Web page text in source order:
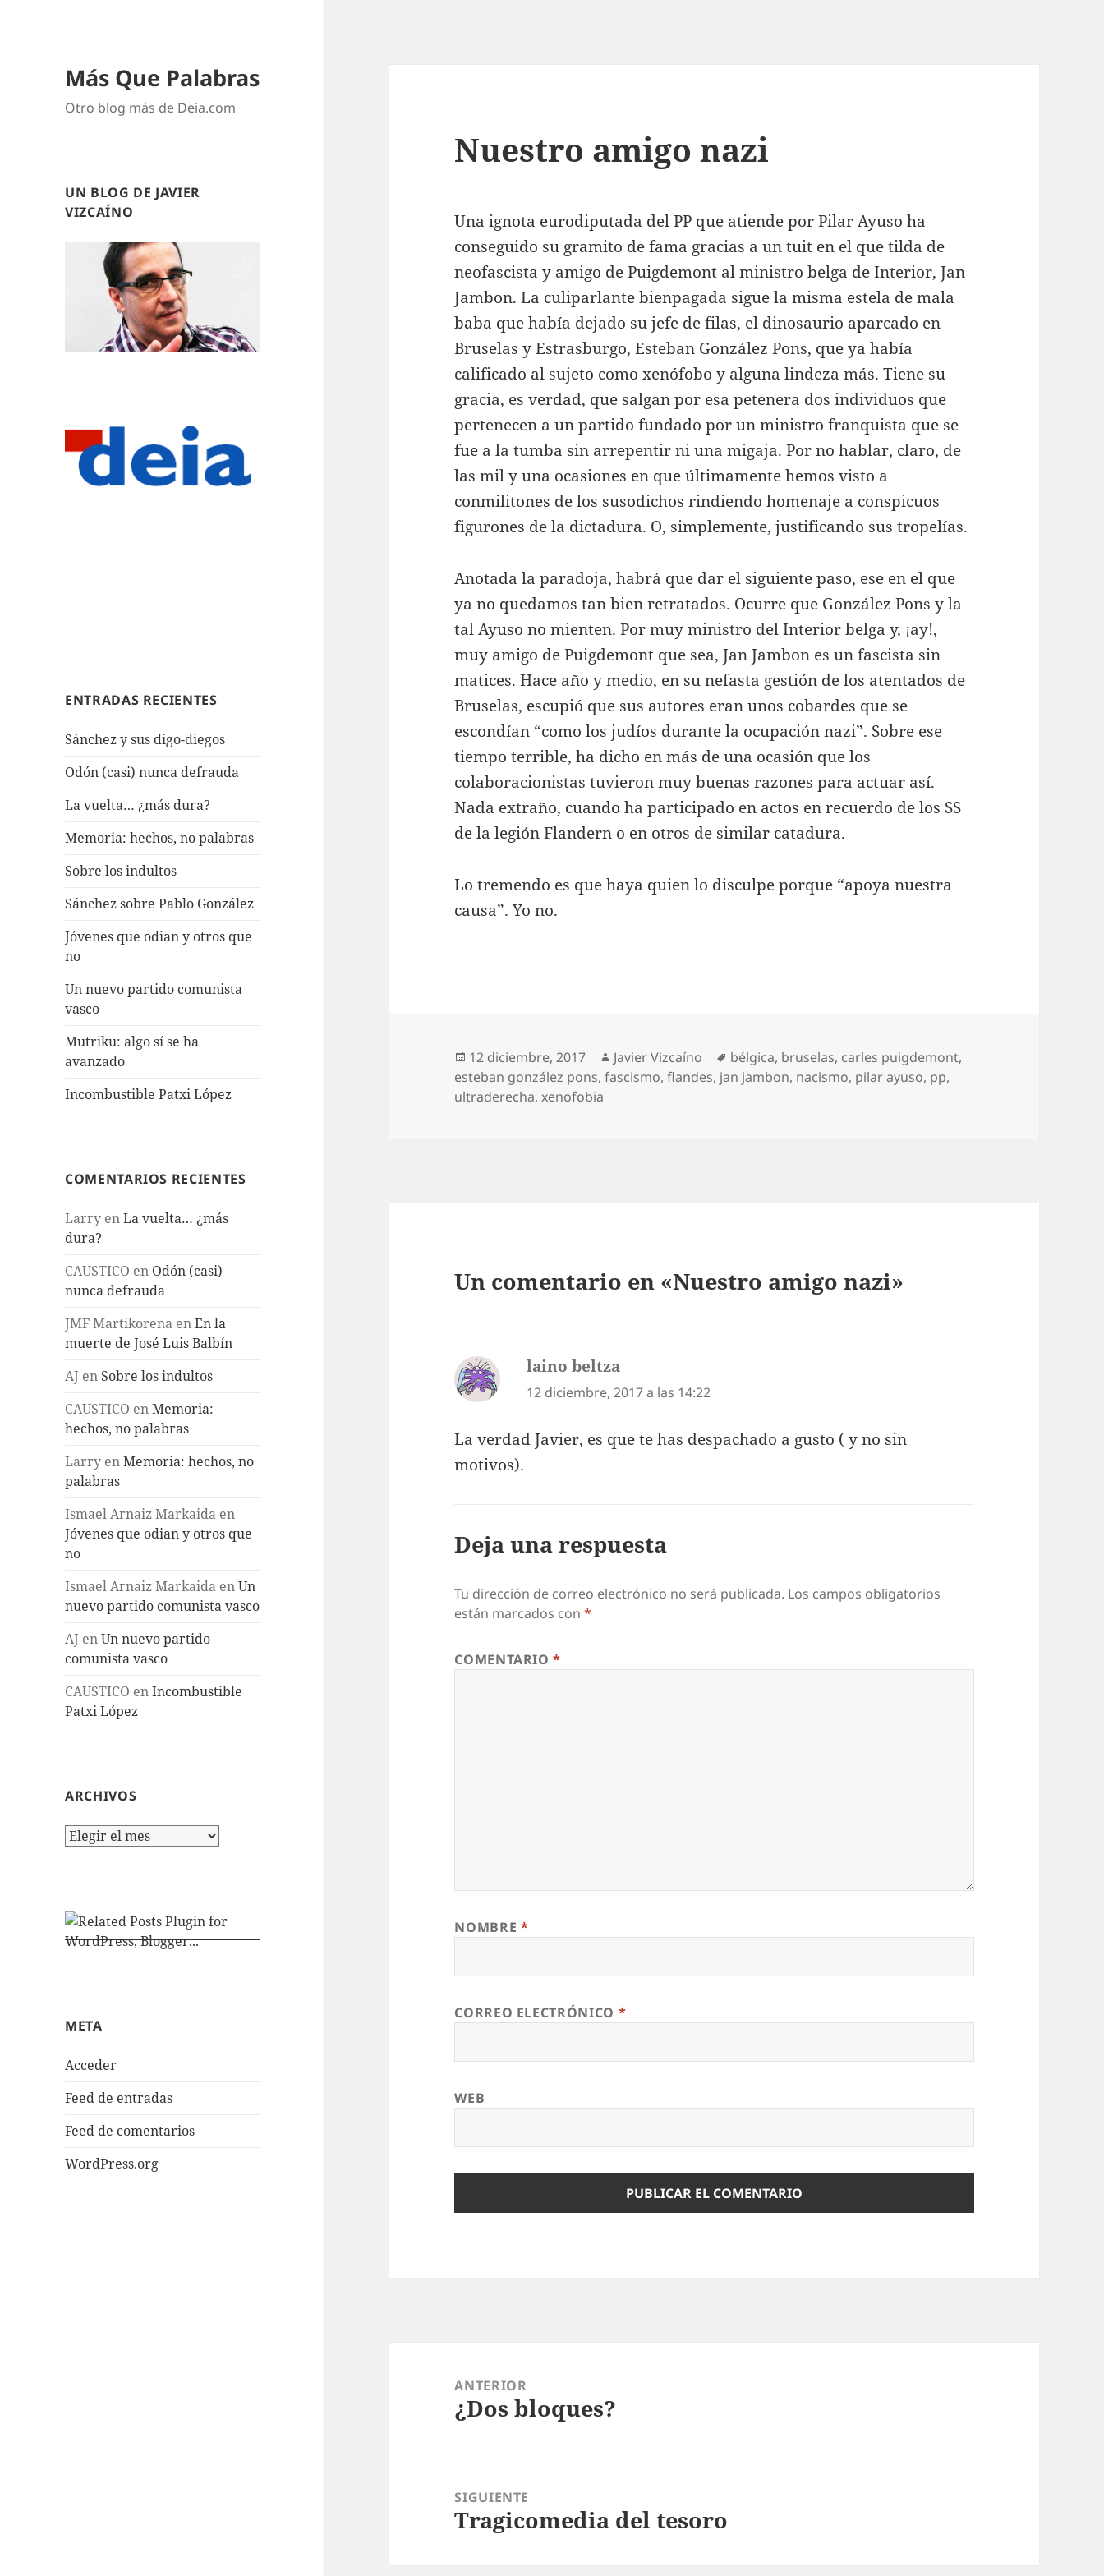
Más Que Palabras
Otro blog más de Deia.com
UN BLOG DE JAVIER
VIZCAÍNO
ENTRADAS RECIENTES
Sánchez y sus digo-diegos
Odón (casi) nunca defrauda
La vuelta… ¿más dura?
Memoria: hechos, no palabras
Sobre los indultos
Sánchez sobre Pablo González
Jóvenes que odian y otros que
no
Un nuevo partido comunista
vasco
Mutriku: algo sí se ha
avanzado
Incombustible Patxi López
COMENTARIOS RECIENTES
Larry enLa vuelta… ¿más
dura?
CAUSTICO en Odón (casi)
nunca defrauda
JMF Martikorena enEn la
muerte de José Luis Balbín
AJ en Sobre los indultos
CAUSTICO enMemoria:
hechos, no palabras
Larry enMemoria: hechos, no
palabras
Ismael Arnaiz Markaida en
Jóvenes que odian y otros que
no
Ismael Arnaiz Markaida enUn
nuevo partido comunista vasco
AJ enUn nuevo partido
comunista vasco
CAUSTICO enIncombustible
Patxi López
ARCHIVOS
Archivos
META
Acceder
Feed de entradas
Feed de comentarios
WordPress.org
Nuestro amigo nazi
Una ignota eurodiputada del PP que atiende por Pilar Ayuso ha
conseguido su gramito de fama gracias a un tuit en el que tilda de
neofascista y amigo de Puigdemont al ministro belga de Interior, Jan
Jambon. La culiparlante bienpagada sigue la misma estela de mala
baba que había dejado su jefe de filas, el dinosaurio aparcado en
Bruselas y Estrasburgo, Esteban González Pons, que ya había
calificado al sujeto como xenófobo y alguna lindeza más. Tiene su
gracia, es verdad, que salgan por esa petenera dos individuos que
pertenecen a un partido fundado por un ministro franquista que se
fue a la tumba sin arrepentir ni una migaja. Por no hablar, claro, de
las mil y una ocasiones en que últimamente hemos visto a
conmilitones de los susodichos rindiendo homenaje a conspicuos
figurones de la dictadura. O, simplemente, justificando sus tropelías.
Anotada la paradoja, habrá que dar el siguiente paso, ese en el que
ya no quedamos tan bien retratados. Ocurre que González Pons y la
tal Ayuso no mienten. Por muy ministro del Interior belga y, ¡ay!,
muy amigo de Puigdemont que sea, Jan Jambon es un fascista sin
matices. Hace año y medio, en su nefasta gestión de los atentados de
Bruselas, escupió que sus autores eran unos cobardes que se
escondían “como los judíos durante la ocupación nazi”. Sobre ese
tiempo terrible, ha dicho en más de una ocasión que los
colaboracionistas tuvieron muy buenas razones para actuar así.
Nada extraño, cuando ha participado en actos en recuerdo de los SS
de la legión Flandern o en otros de similar catadura.
Lo tremendo es que haya quien lo disculpe porque “apoya nuestra
causa”. Yo no.
Publicado
el
12 diciembre, 2017 Autor
Javier Vizcaíno Etiquetas
bélgica, bruselas, carles puigdemont,
esteban gonzález pons,fascismo,flandes, jan jambon, nacismo, pilar ayuso, pp,
ultraderecha,xenofobia
Un comentario en «Nuestro amigo nazi»
laino beltza
12 diciembre, 2017 a las 14:22
La verdad Javier, es que te has despachado a gusto ( y no sin
motivos).
Deja una respuesta
Tu dirección de correo electrónico no será publicada. Los campos obligatorios
están marcados con*
COMENTARIO*
NOMBRE *
CORREO ELECTRÓNICO *
WEB
ANTERIOR
Entrada
¿Dos bloques?
SIGUIENTE
Entrada
Tragicomedia del tesoro